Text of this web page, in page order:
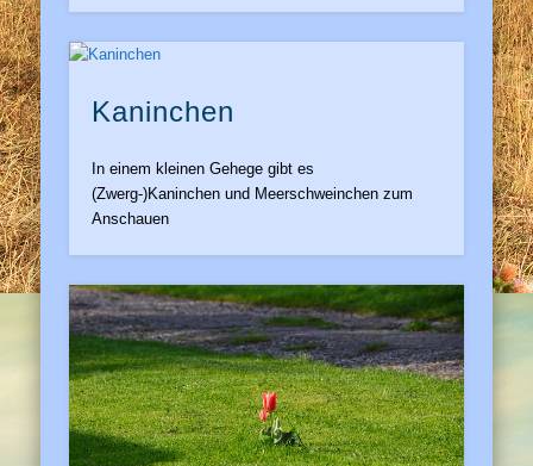
Kaninchen
In einem kleinen Gehege gibt es
(Zwerg-)Kaninchen und Meerschweinchen zum
Anschauen